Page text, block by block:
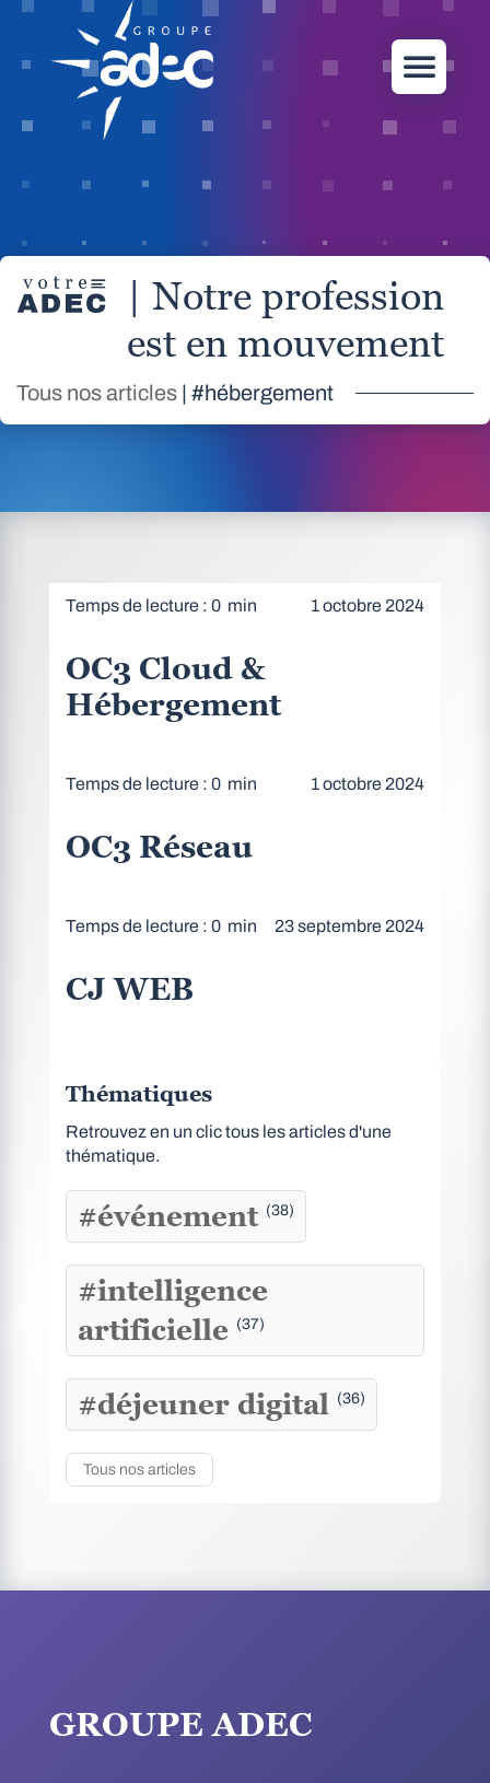
| Notre profession
est en mouvement
Tous nos articles | #hébergement
Temps de lecture : 0 min 1 octobre 2024
OC3 Cloud &
Hébergement
Temps de lecture : 0 min 1 octobre 2024
OC3 Réseau
Temps de lecture : 0 min 23 septembre 2024
CJ WEB
Thématiques
Retrouvez en un clic tous les articles d'une
thématique.
#événement (38)
#intelligence
artificielle (37)
#déjeuner digital (36)
Tous nos articles
GROUPE ADEC